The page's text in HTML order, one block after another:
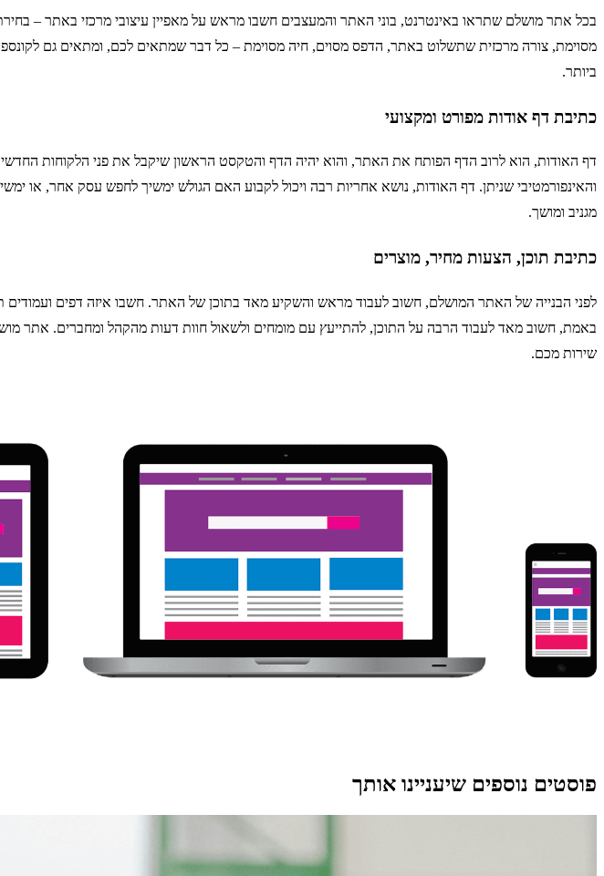
בכל אתר מושלם שתראו באינטרנט, בוני האתר והמעצבים חשבו מראש על מאפיין עיצובי מרכזי באתר –
מסוימת, צורה מרכזית שתשלוט באתר, הדפס מסוים, חיה מסוימת – כל דבר שמתאים לכם, ומתאים גם לקונספט
ביותר.
כתיבת דף אודות מפורט ומקצועי
דף האודות, הוא לרוב הדף הפותח את האתר, והוא יהיה הדף והטקסט הראשון שיקבל את פני הלקוחות
והאינפורמטיבי שניתן. דף האודות, נושא אחריות רבה ויכול לקבוע האם הגולש ימשיך לחפש עסק אחר, או
מגניב ומושך.
כתיבת תוכן, הצעות מחיר, מוצרים
לפני הבנייה של האתר המושלם, חשוב לעבוד מראש והשקיע מאד בתוכן של האתר. חשבו איזה דפים
באמת, חשוב מאד לעבוד הרבה על התוכן, להתייעץ עם מומחים ולשאול חוות דעות מהקהל ומחברים. אתר
שירות מכם.
פוסטים נוספים שיעניינו אותך